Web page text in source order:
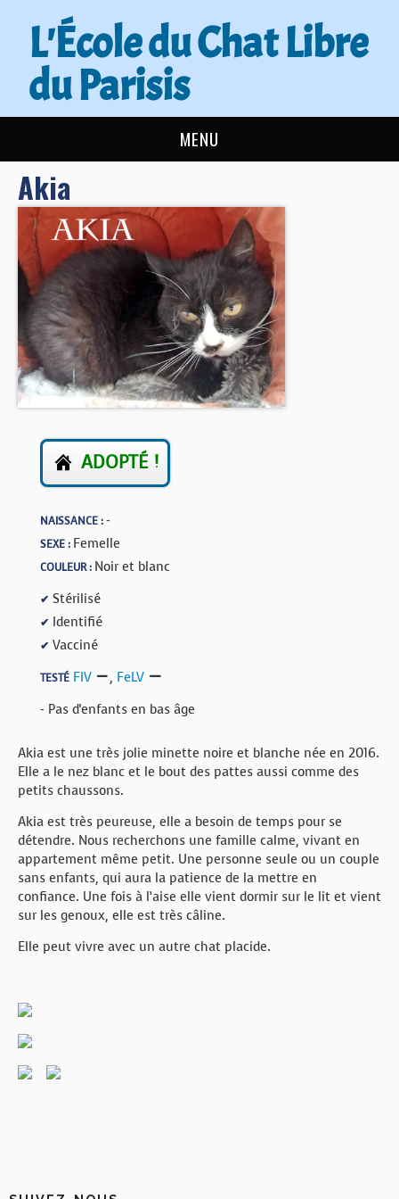
L'École du Chat Libre
du Parisis
MENU
L’ÉCOLE DU CHAT
ACTUALITÉS
ADOPTER
NOUS AIDER
CONTACT
BOUTIQUE
FORUM
Akia
ADOPTÉ !
NAISSANCE :-
SEXE : Femelle
COULEUR : Noir et blanc
✔ Stérilisé
✔ Identifié
✔ Vacciné
TESTÉ FIV , FeLV
- Pas d'enfants en bas âge
Akia est une très jolie minette noire et blanche née en 2016.
Elle a le nez blanc et le bout des pattes aussi comme des
petits chaussons.
Akia est très peureuse, elle a besoin de temps pour se
détendre. Nous recherchons une famille calme, vivant en
appartement même petit. Une personne seule ou un couple
sans enfants, qui aura la patience de la mettre en
confiance. Une fois à l’aise elle vient dormir sur le lit et vient
sur les genoux, elle est très câline.
Elle peut vivre avec un autre chat placide.